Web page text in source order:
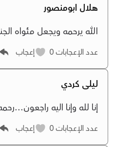
هلال ابومنصور
الله يرحمه ويجعل مئواه
عدد الإعجابات إعجاب
ليلى كردي
إنا لله وإنا اليه
عدد الإعجابات إعجاب